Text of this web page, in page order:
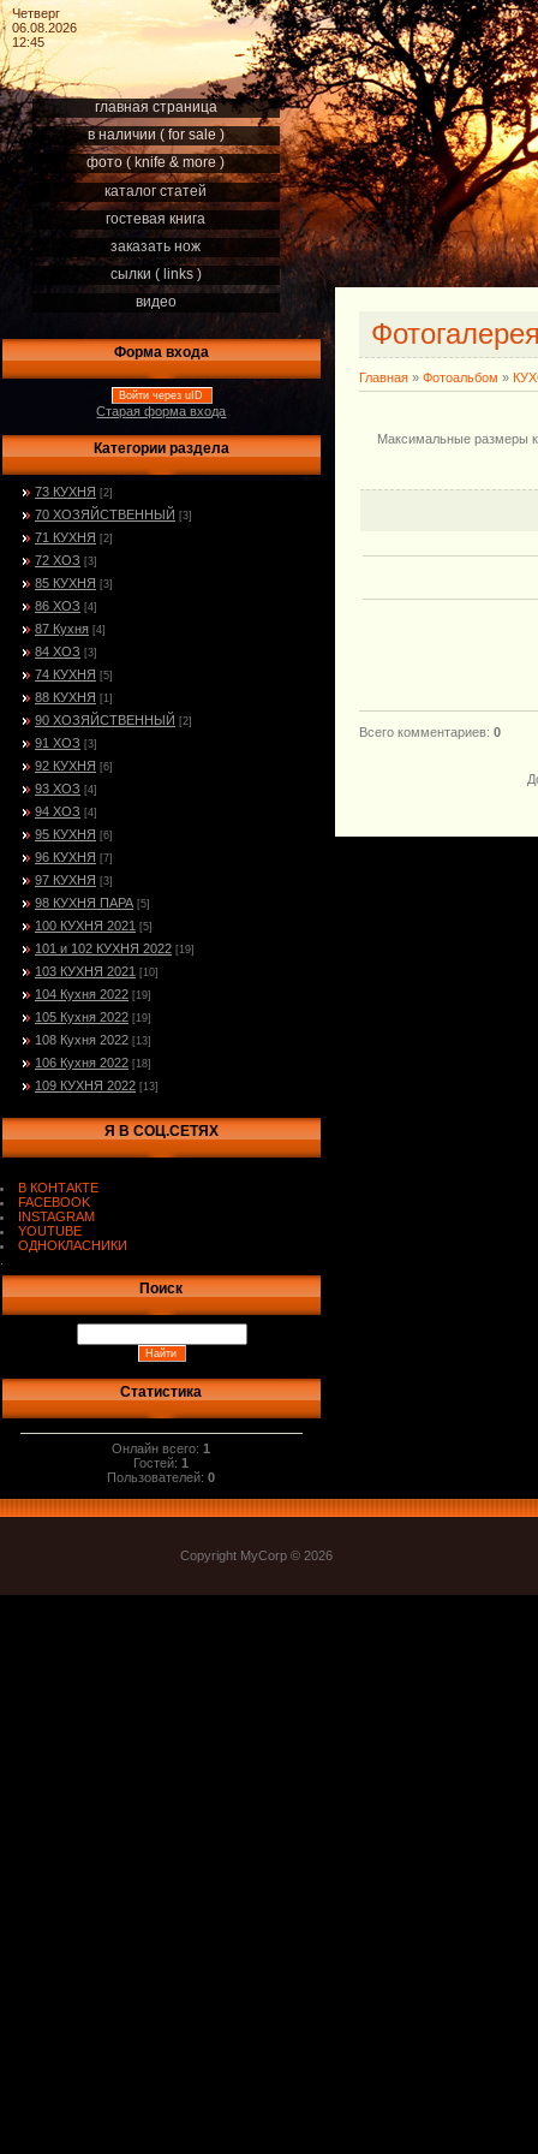
Четверг
06.08.2026
12:45
главная страница
в наличии ( for sale )
фото ( knife & more )
каталог статей
гостевая книга
заказать нож
сылки ( links )
видео
Форма входа
Войти через uID
Старая форма входа
Категории раздела
73 КУХНЯ [2]
70 ХОЗЯЙСТВЕННЫЙ [3]
71 КУХНЯ [2]
72 ХОЗ [3]
85 КУХНЯ [3]
86 ХОЗ [4]
87 Кухня [4]
84 ХОЗ [3]
74 КУХНЯ [5]
88 КУХНЯ [1]
90 ХОЗЯЙСТВЕННЫЙ [2]
91 ХОЗ [3]
92 КУХНЯ [6]
93 ХОЗ [4]
94 ХОЗ [4]
95 КУХНЯ [6]
96 КУХНЯ [7]
97 КУХНЯ [3]
98 КУХНЯ ПАРА [5]
100 КУХНЯ 2021 [5]
101 и 102 КУХНЯ 2022 [19]
103 КУХНЯ 2021 [10]
104 Кухня 2022 [19]
105 Кухня 2022 [19]
108 Кухня 2022 [13]
106 Кухня 2022 [18]
109 КУХНЯ 2022 [13]
Я В СОЦ.СЕТЯХ
В КОНТАКТЕ
FACEBOOK
INSTAGRAM
YOUTUBE
ОДНОКЛАСНИКИ
Поиск
Статистика
Онлайн всего:1
Гостей:1
Пользователей:0
Главная » Фотоальбом »
Максимальные размеры
Всего комментариев: 0
Copyright MyCorp © 2026